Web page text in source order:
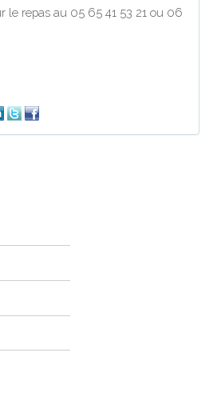
le repas au 05 65 41 53 21 ou 06